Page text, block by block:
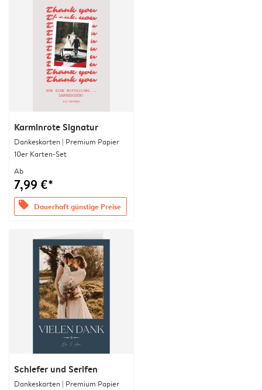
Karminrote Signatur
Dankeskarten | Premium Papier
10er Karten-Set
Ab
7,99 €*
offers Dauerhaft günstige Preise
Schiefer und Serifen
Dankeskarten | Premium Papier